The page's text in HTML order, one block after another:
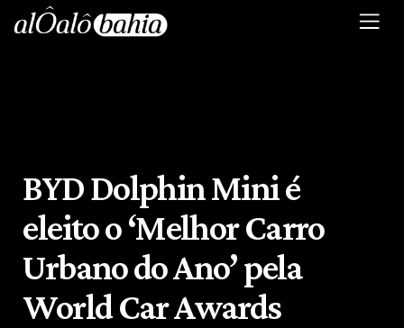
BYD Dolphin Mini é
eleito o ‘Melhor Carro
Urbano do Ano’ pela
World Car Awards